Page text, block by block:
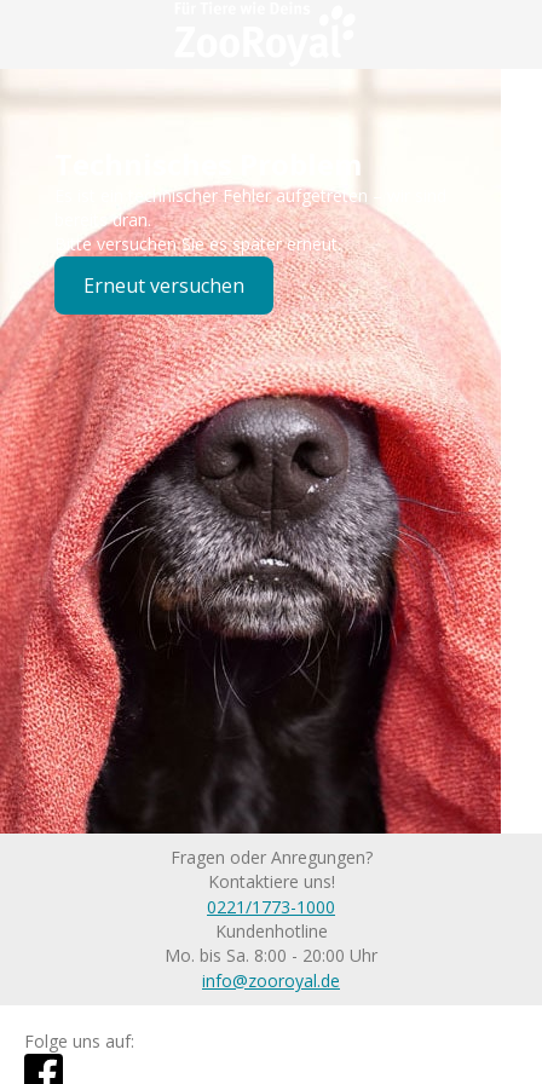
Technisches Problem
Es ist ein technischer Fehler aufgetreten – wir sind
bereits dran.
Bitte versuchen Sie es später erneut.
Erneut versuchen
Fragen oder Anregungen?
Kontaktiere uns!
0221/1773-1000
Kundenhotline
Mo. bis Sa. 8:00 - 20:00 Uhr
info@zooroyal.de
Folge uns auf: